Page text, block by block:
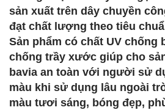
sản xuất trên dây chuyền
đạt chất lượng theo tiêu
Sản phẩm có chất UV chống
chống trầy xước giúp cho
bavia an toàn với người sử
màu khi sử dụng lâu ngoài
màu tươi sáng, bóng đẹp,